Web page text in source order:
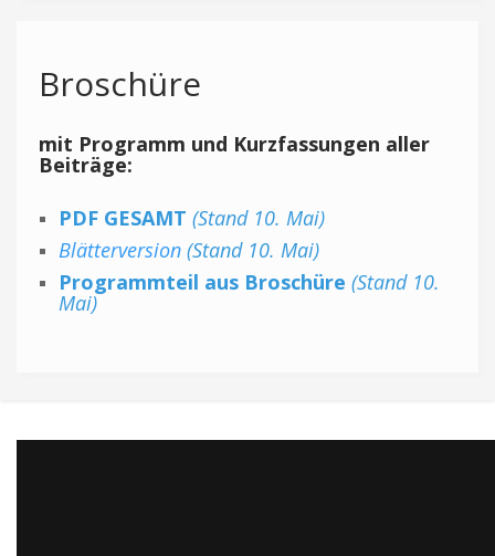
Broschüre
mit Programm und Kurzfassungen aller
Beiträge:
PDF GESAMT (Stand 10. Mai)
Blätterversion (Stand 10. Mai)
Programmteil aus Broschüre (Stand 10.
Mai)